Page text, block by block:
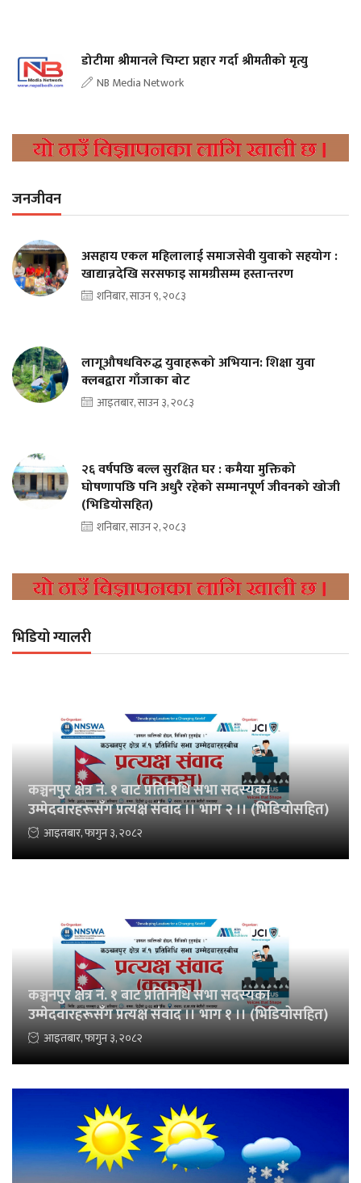
डोटीमा श्रीमानले चिम्टा प्रहार गर्दा श्रीमतीको मृत्यु
NB Media Network
जनजीवन
असहाय एकल महिलालाई समाजसेवी युवाको सहयोग :
खाद्यान्नदेखि सरसफाइ सामग्रीसम्म हस्तान्तरण
शनिबार, साउन ९, २०८३
लागूऔषधविरुद्ध युवाहरूको अभियान: शिक्षा युवा
क्लबद्वारा गाँजाका बोट
आइतबार, साउन ३, २०८३
२६ वर्षपछि बल्ल सुरक्षित घर : कमैया मुक्तिको
घोषणापछि पनि अधुरै रहेको सम्मानपूर्ण जीवनको खोजी
(भिडियोसहित)
शनिबार, साउन २, २०८३
भिडियो ग्यालरी
कञ्चनपुर क्षेत्र नं. १ बाट प्रतिनिधि सभा सदस्यका
उम्मेदवारहरूसँग प्रत्यक्ष संवाद ।। भाग २ ।। (भिडियोसहित)
आइतबार, फागुन ३, २०८२
कञ्चनपुर क्षेत्र नं. १ बाट प्रतिनिधि सभा सदस्यका
उम्मेदवारहरूसँग प्रत्यक्ष संवाद ।। भाग १ ।। (भिडियोसहित)
आइतबार, फागुन ३, २०८२